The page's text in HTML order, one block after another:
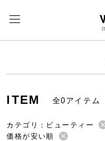
ITEM 全0アイテム
カテゴリ：ビューティー
価格が安い順